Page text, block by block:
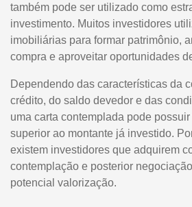
também pode ser utilizado como
investimento. Muitos investidores
imobiliárias para formar patrimônio,
compra e aproveitar oportunidades
Dependendo das características da
crédito, do saldo devedor e das
uma carta contemplada pode
superior ao montante já investido.
existem investidores que adquirem
contemplação e posterior
potencial valorização.